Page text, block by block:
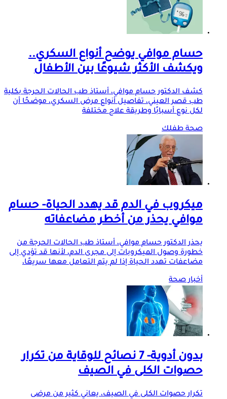
حسام موافي يوضح أنواع السكري..
ويكشف الأكثر شيوعًا بين الأطفال
كشف الدكتور حسام موافي، أستاذ طب الحالات الحرجة بكلية
طب قصر العيني، تفاصيل أنواع مرض السكري، موضحًا أن
لكل نوع أسبابًا وطريقة علاج مختلفة
صحة طفلك
ميكروب في الدم قد يهدد الحياة- حسام
موافي يحذر من أخطر مضاعفاته
يحذر الدكتور حسام موافي، أستاذ طب الحالات الحرجة من
خطورة وصول الميكروبات إلى مجرى الدم، لأنها قد تؤدي إلى
مضاعفات تهدد الحياة إذا لم يتم التعامل معها سريعًا،
أخبار صحة
بدون أدوية- 7 نصائح للوقاية من تكرار
حصوات الكلى في الصيف
تكرار حصوات الكلى في الصيف، يعاني كثير من مرضى